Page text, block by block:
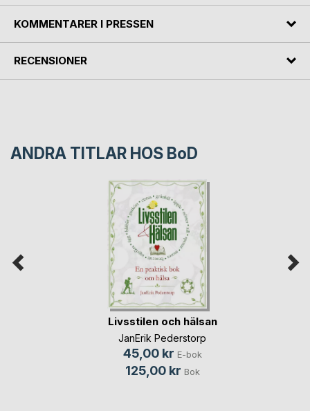
KOMMENTARER I PRESSEN
RECENSIONER
ANDRA TITLAR HOS BoD
Livsstilen och hälsan
JanErik Pederstorp
45,00 kr E-bok
125,00 kr Bok